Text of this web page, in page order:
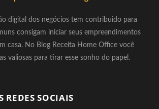
digital dos negócios tem contribuido para
consigam iniciar seus empreendimentos
casa. No Blog Receita Home Office você
valiosas para tirar esse sonho do papel.
REDES SOCIAIS